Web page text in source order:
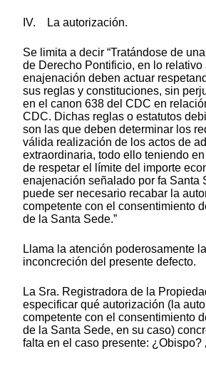
IV. La autorización.
Se limita a decir “Tratándose de
de Derecho Pontificio, en lo relativo
enajenación deben actuar
sus reglas y constituciones, sin
en el canon 638 del CDC en
CDC. Dichas reglas o estatutos
son las que deben determinar los
válida realización de los actos de
extraordinaria, todo ello teniendo
de respetar el límite del importe
enajenación señalado por fa Santa
puede ser necesario recabar la
competente con el consentimiento
de la Santa Sede.”
Llama la atención poderosamente
inconcreción del presente defecto.
La Sra. Registradora de la
especificar qué autorización (la
competente con el consentimiento
de la Santa Sede, en su caso)
falta en el caso presente: